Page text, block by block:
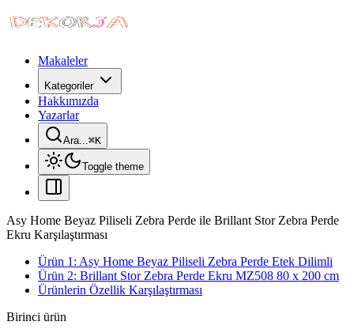
Makaleler
Kategoriler
Hakkımızda
Yazarlar
Ara...⌘K
Toggle theme
Asy Home Beyaz Piliseli Zebra Perde ile Brillant Stor Zebra Perde
Ekru Karşılaştırması
Ürün 1: Asy Home Beyaz Piliseli Zebra Perde Etek Dilimli
Ürün 2: Brillant Stor Zebra Perde Ekru MZ508 80 x 200 cm
Ürünlerin Özellik Karşılaştırması
Birinci ürün